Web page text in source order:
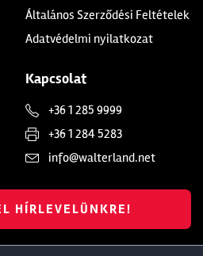
Általános Szerződési Feltételek
Adatvédelmi nyilatkozat
Kapcsolat
+36 1 285 9999
+36 1 284 5283
info@walterland.net
HÍRLEVELÜNKRE!